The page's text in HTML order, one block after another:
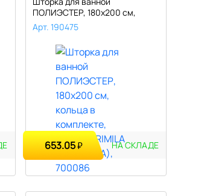
ПОЛИЭСТЕР, 180х200 см,
кольца в компл..
Арт. 190475
653.05₽ НА СКЛАДЕ